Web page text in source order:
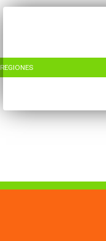
REGIONES